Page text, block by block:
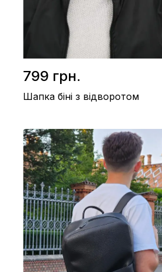
799 грн.
Шапка біні з відворотом
Склад / Акрил 50%, Бавовна 50%
Виробництво / Україна
Колір / Чорний